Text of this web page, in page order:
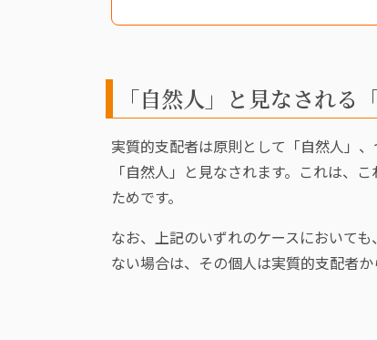
「自然人」と見なされる
実質的支配者は原則として「自然人」
「自然人」と見なされます。これは、
ためです。
なお、上記のいずれのケースにおいて
ない場合は、その個人は実質的支配者か